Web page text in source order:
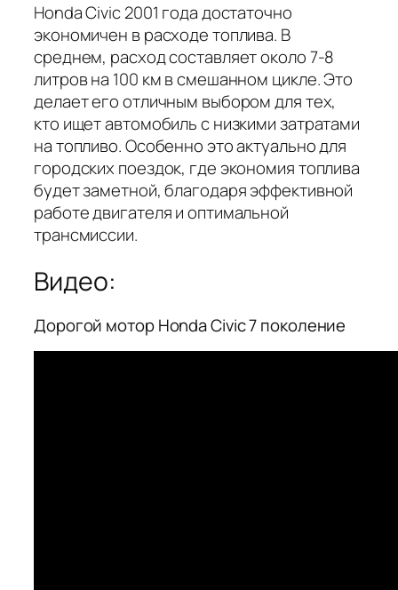
Honda Civic 2001 года достаточно
экономичен в расходе топлива. В
среднем, расход составляет около 7-8
литров на 100 км в смешанном цикле. Это
делает его отличным выбором для тех,
кто ищет автомобиль с низкими затратами
на топливо. Особенно это актуально для
городских поездок, где экономия топлива
будет заметной, благодаря эффективной
работе двигателя и оптимальной
трансмиссии.
Видео:
Дорогой мотор Honda Civic 7 поколение